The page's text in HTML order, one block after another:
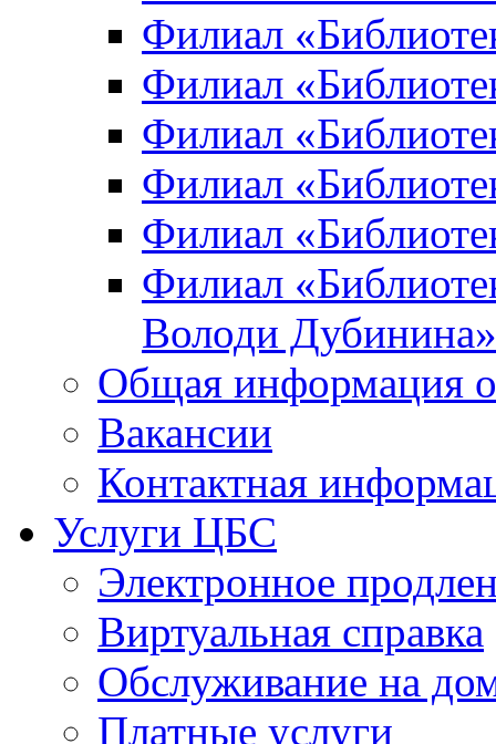
Филиал
Филиал
Филиал
Филиал
Филиал
Филиал
Володи Дубинина»
Общая информация
Вакансии
Контактная
Услуги ЦБС
Электронное
Виртуальная справка
Обслуживание на
Платные услуги